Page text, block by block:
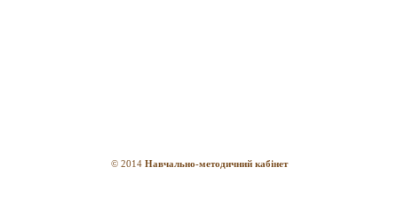
© 2014 Навчально-методичний кабінет